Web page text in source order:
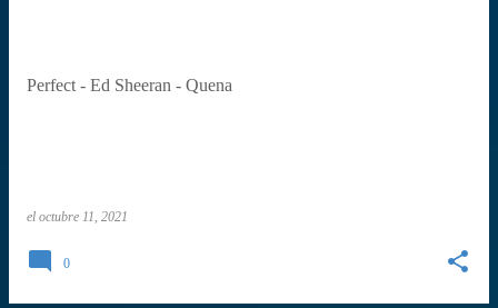
Perfect - Ed Sheeran - Quena
el octubre 11, 2021
0